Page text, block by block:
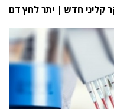
קליני חדש | יתר לחץ דם